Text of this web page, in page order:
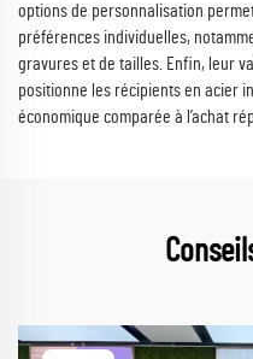
options de personnalisation
préférences individuelles,
gravures et de tailles. Enfin, leur
positionne les récipients en acier
économique comparée à l’achat